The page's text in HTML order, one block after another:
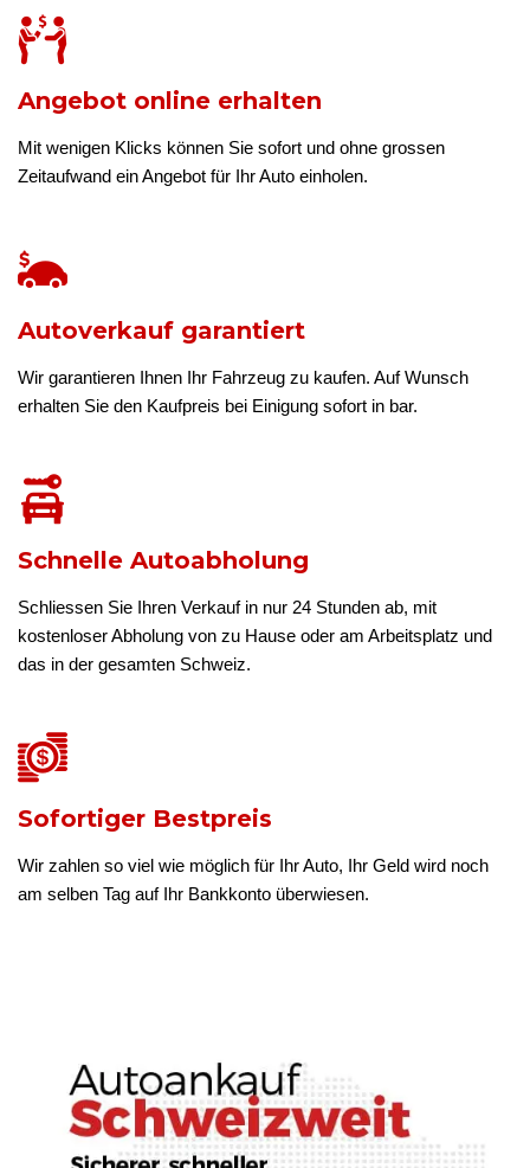
Angebot online erhalten
Mit wenigen Klicks können Sie sofort und ohne grossen
Zeitaufwand ein Angebot für Ihr Auto einholen.
Autoverkauf garantiert
Wir garantieren Ihnen Ihr Fahrzeug zu kaufen. Auf Wunsch
erhalten Sie den Kaufpreis bei Einigung sofort in bar.
Schnelle Autoabholung
Schliessen Sie Ihren Verkauf in nur 24 Stunden ab, mit
kostenloser Abholung von zu Hause oder am Arbeitsplatz und
das in der gesamten Schweiz.
Sofortiger Bestpreis
Wir zahlen so viel wie möglich für Ihr Auto, Ihr Geld wird noch
am selben Tag auf Ihr Bankkonto überwiesen.